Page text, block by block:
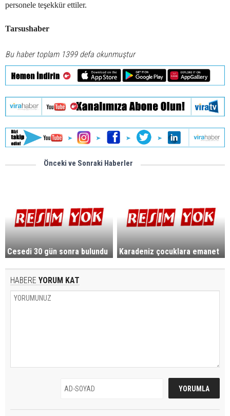
personele teşekkür ettiler.
Tarsushaber
Bu haber toplam 1399 defa okunmuştur
Önceki ve Sonraki Haberler
Cesedi 30 gün sonra bulundu Karadeniz çocuklara emanet
HABERE YORUM KAT